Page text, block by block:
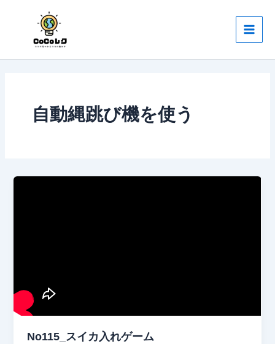
自動縄跳び機を使う
No115_スイカ入れゲーム